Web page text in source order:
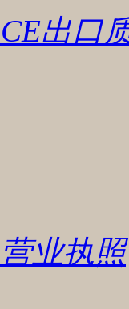
CE出口
营业执照